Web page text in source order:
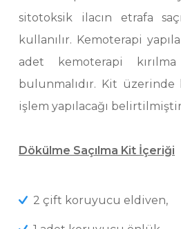
sitotoksik ilacın etrafa
kullanılır. Kemoterapi
adet kemoterapi
bulunmalıdır. Kit üzerinde
işlem yapılacağı
Dökülme Saçılma Kit İçeriği
2 çift koruyucu eldiven,